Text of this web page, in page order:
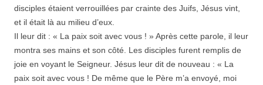
disciples étaient verrouillées par crainte des Juifs, Jésus vint,
et il était là au milieu d’eux.
Il leur dit : « La paix soit avec vous ! » Après cette parole, il leur
montra ses mains et son côté. Les disciples furent remplis de
joie en voyant le Seigneur. Jésus leur dit de nouveau : « La
paix soit avec vous ! De même que le Père m’a envoyé, moi